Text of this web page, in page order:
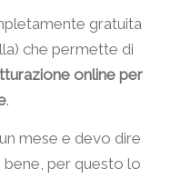
gratuita
che permette di
online per
.
mese e devo dire
per questo lo